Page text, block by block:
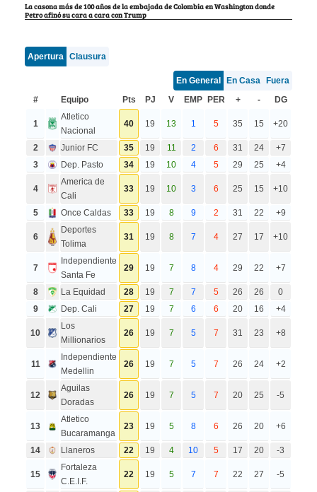
La casona más de 100 años de la embajada de Colombia en Washington donde
Petro afinó su cara a cara con Trump
Apertura Clausura
En General En Casa
Fuera
#
Equipo Pts PJ V EMP PER + - DG
1
Atletico
Nacional
40 19 13 1 5 35 15 +20
2 Junior FC 35 19 11 2 6 31 24
+7
3
Dep. Pasto 34 19 10 4 5 29 25 +4
4
America de
Cali
33 19 10 3 6 25 15 +10
5 Once Caldas 33 19 8 9 2 31 22 +9
6
Deportes
Tolima
31 19 8 7 4 27 17 +10
7
Independiente
Santa Fe
29 19 7 8 4 29 22 +7
8 La Equidad 28 19 7 7 5 26 26
0
9
Dep. Cali 27 19 7 6 6 20 16 +4
10
Los
Millionarios
26 19 7 5 7 31 23 +8
11
Independiente
Medellin
26 19 7 5 7 26 24 +2
12
Aguilas
Doradas
26 19 7 5 7 20 25 -5
13
Atletico
Bucaramanga
23 19 5 8 6 26 20 +6
14 Llaneros 22 19 4 10 5 17 20 -3
15
Fortaleza
C.E.I.F.
22 19 5 7 7 22 27 -5